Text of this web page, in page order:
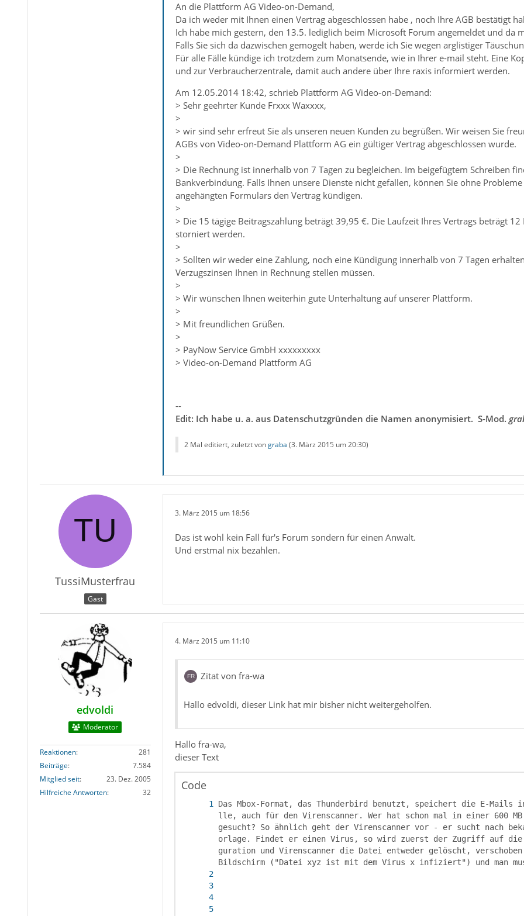
An die Plattform AG Video-on-Demand,
Da ich weder mit Ihnen einen Vertrag abgeschlossen habe , noch Ihre AGB bestätigt
Ich habe mich gestern, den 13.5. lediglich beim Microsoft Forum angemeldet und da
Falls Sie sich da dazwischen gemogelt haben, werde ich Sie wegen arglistiger
Für alle Fälle kündige ich trotzdem zum Monatsende, wie in Ihrer e-mail steht. Eine
und zur Verbraucherzentrale, damit auch andere über Ihre raxis informiert werden.
Am 12.05.2014 18:42, schrieb Plattform AG Video-on-Demand:
> Sehr geehrter Kunde Frxxx Waxxxx,
>
> wir sind sehr erfreut Sie als unseren neuen Kunden zu begrüßen. Wir weisen Sie
AGBs von Video-on-Demand Plattform AG ein gültiger Vertrag abgeschlossen wurde.
>
> Die Rechnung ist innerhalb von 7 Tagen zu begleichen. Im beigefügtem Schreiben
Bankverbindung. Falls Ihnen unsere Dienste nicht gefallen, können Sie ohne
angehängten Formulars den Vertrag kündigen.
>
> Die 15 tägige Beitragszahlung beträgt 39,95 €. Die Laufzeit Ihres Vertrags beträgt
storniert werden.
>
> Sollten wir weder eine Zahlung, noch eine Kündigung innerhalb von 7 Tagen
Verzugszinsen Ihnen in Rechnung stellen müssen.
>
> Wir wünschen Ihnen weiterhin gute Unterhaltung auf unserer Plattform.
>
> Mit freundlichen Grüßen.
>
> PayNow Service GmbH xxxxxxxxx
> Video-on-Demand Plattform AG
--
Edit: Ich habe u. a. aus Datenschutzgründen die Namen anonymisiert. S-Mod.
2 Mal editiert, zuletzt vongraba (3. März 2015 um 20:30)
TussiMusterfrau
Gast
3. März 2015 um 18:56
Das ist wohl kein Fall für's Forum sondern für einen Anwalt.
Und erstmal nix bezahlen.
edvoldi
Moderator
Reaktionen
281
Beiträge
7.584
Mitglied seit
23. Dez. 2005
Hilfreiche Antworten
32
4. März 2015 um 11:10
Zitat von fra-wa
Hallo edvoldi, dieser Link hat mir bisher nicht weitergeholfen.
Hallo fra-wa,
dieser Text
Code
Das Mbox-Format, das Thunderbird benutzt, speichert die E-
lle, auch für den Virenscanner. Wer hat schon mal in einer 600
gesucht? So ähnlich geht der Virenscanner vor - er sucht nach
orlage. Findet er einen Virus, so wird zuerst der Zugriff auf
guration und Virenscanner die Datei entweder gelöscht,